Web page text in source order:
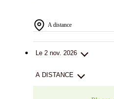
A distance
Le 2 nov. 2026
A DISTANCE